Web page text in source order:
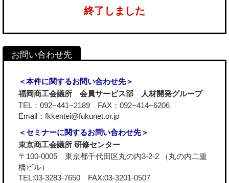
終了しました
＜本件に関するお問い合わせ先＞
福岡商工会議所 会員サービス部 人材開発グループ
TEL：092−441−2189 FAX：092−414−6206
Email：fkkentei@fukunet.or.jp
＜セミナーに関するお問い合わせ先＞
東京商工会議所 研修センター
〒100-0005 東京都千代田区丸の内3-2-2 （丸の内二重
橋ビル）
TEL:03-3283-7650 FAX:03-3201-0507